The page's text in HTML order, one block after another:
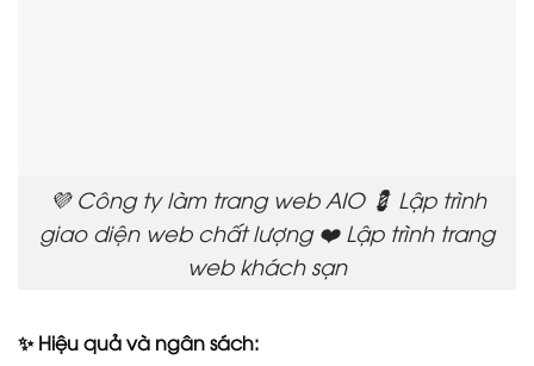
💜 Công ty làm trang web AIO 💈 Lập trình
giao diện web chất lượng ❤️ Lập trình trang
web khách sạn
✨ Hiệu quả và ngân sách: